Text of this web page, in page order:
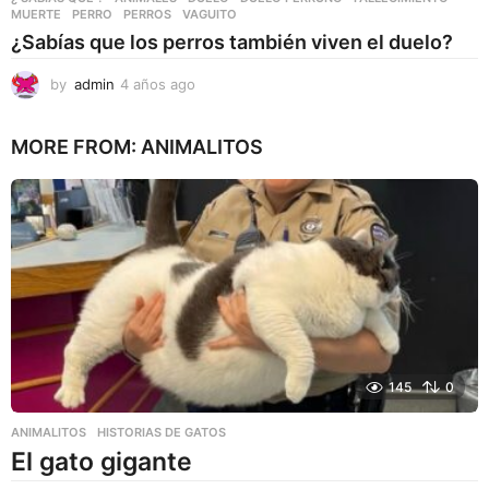
MUERTE
,PERRO ,PERROS ,VAGUITO
¿Sabías que los perros también viven el duelo?
by admin 4 años ago
o
g
o
MORE FROM: ANIMALITOS
145 0
ANIMALITOS HISTORIAS DE GATOS
El gato gigante